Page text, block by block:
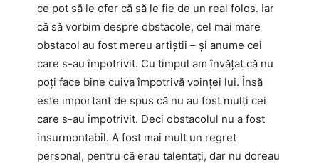
ce pot să le ofer că să le fie de un real folos. Iar
că să vorbim despre obstacole, cel mai mare
obstacol au fost mereu artiștii – și anume cei
care s-au împotrivit. Cu timpul am învățat că nu
poți face bine cuiva împotrivă voinței lui. Însă
este important de spus că nu au fost mulți cei
care s-au împotrivit. Deci obstacolul nu a fost
insurmontabil. A fost mai mult un regret
personal, pentru că erau talentați, dar nu doreau